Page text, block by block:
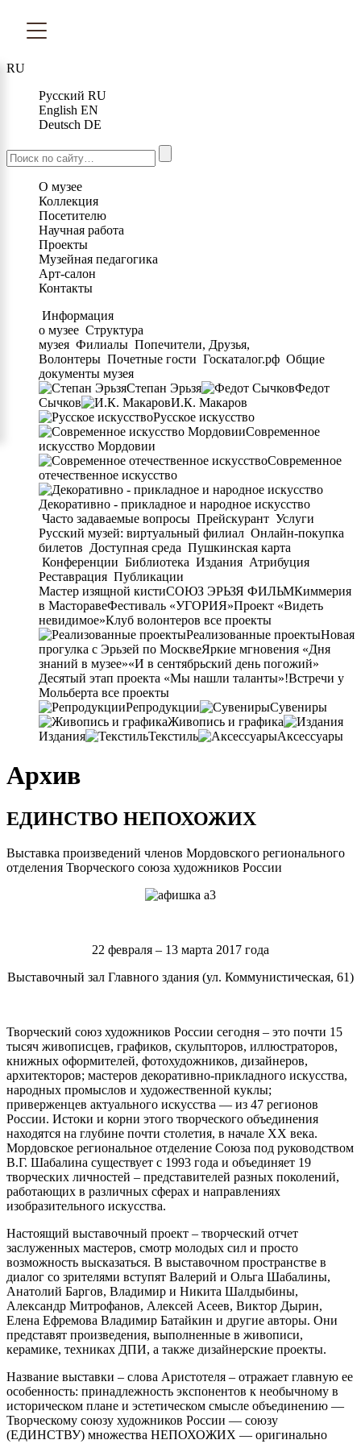
RU
Русский RU
English EN
Deutsch DE
О музее
Коллекция
Посетителю
Научная работа
Проекты
Музейная педагогика
Арт-салон
Контакты
Информация
о музее Структура
музея Филиалы Попечители, Друзья,
Волонтеры Почетные гости Госкаталог.рф Общие
документы музея
Степан Эрьзя
Федот
Сычков
И.К. Макаров
Русское искусство
Современное
искусство Мордовии
Современное
отечественное искусство
Декоративно - прикладное и народное искусство
Часто задаваемые вопросы Прейскурант Услуги
Русский музей: виртуальный филиал Онлайн-покупка
билетов Доступная среда Пушкинская карта
Конференции Библиотека Издания Атрибуция
Реставрация Публикации
Мастер изящной кистиСОЮЗ ЭРЬЗЯ ФИЛЬМКиммерия
в МасторавеФестиваль «УГОРИЯ»Проект «Видеть
невидимое»Клуб волонтеров все проекты
Реализованные проектыНовая
прогулка с Эрьзей по МосквеЯркие мгновения «Дня
знаний в музее»«И в сентябрьский день погожий»
Десятый этап проекта «Мы нашли таланты»!Встречи у
Мольберта все проекты
Репродукции
Сувениры
Живопись и графика
Издания
Текстиль Аксессуары
Архив
ЕДИНСТВО НЕПОХОЖИХ
Выставка произведений членов Мордовского регионального
отделения Творческого союза художников России
22 февраля – 13 марта 2017 года
Выставочный зал Главного здания (ул. Коммунистическая, 61)
Творческий союз художников России сегодня – это почти 15
тысяч живописцев, графиков, скульпторов, иллюстраторов,
книжных оформителей, фотохудожников, дизайнеров,
архитекторов; мастеров декоративно-прикладного искусства,
народных промыслов и художественной куклы;
приверженцев актуального искусства — из 47 регионов
России. Истоки и корни этого творческого объединения
находятся на глубине почти столетия, в начале ХХ века.
Мордовское региональное отделение Союза под руководством
В.Г. Шабалина существует с 1993 года и объединяет 19
творческих личностей – представителей разных поколений,
работающих в различных сферах и направлениях
изобразительного искусства.
Настоящий выставочный проект – творческий отчет
заслуженных мастеров, смотр молодых сил и просто
возможность высказаться. В выставочном пространстве в
диалог со зрителями вступят Валерий и Ольга Шабалины,
Анатолий Баргов, Владимир и Никита Шалдыбины,
Александр Митрофанов, Алексей Асеев, Виктор Дырин,
Елена Ефремова Владимир Батайкин и другие авторы. Они
представят произведения, выполненные в живописи,
керамике, техниках ДПИ, а также дизайнерские проекты.
Название выставки – слова Аристотеля – отражает главную ее
особенность: принадлежность экспонентов к необычному в
историческом плане и эстетическом смысле объединению —
Творческому союзу художников России — союзу
(ЕДИНСТВУ) множества НЕПОХОЖИХ — оригинально